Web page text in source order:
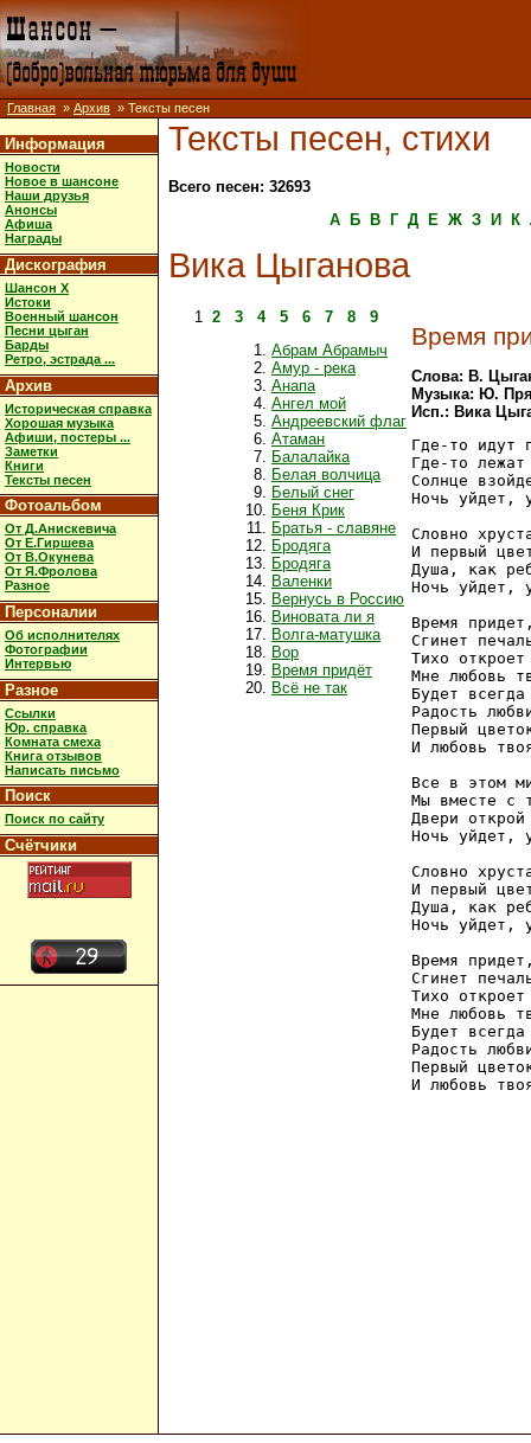
Главная » Архив » Тексты песен
Информация
Новости
Новое в шансоне
Наши друзья
Анонсы
Афиша
Награды
Дискография
Шансон X
Истоки
Военный шансон
Песни цыган
Барды
Ретро, эстрада ...
Архив
Историческая справка
Хорошая музыка
Афиши, постеры ...
Заметки
Книги
Тексты песен
Фотоальбом
От Д.Анискевича
От Е.Гиршева
От В.Окунева
От Я.Фролова
Разное
Персоналии
Об исполнителях
Фотографии
Интервью
Разное
Ссылки
Юр. справка
Комната смеха
Книга отзывов
Написать письмо
Поиск
Поиск по сайту
Счётчики
Тексты песен, стихи
Всего песен: 32693
А
Б В Г Д Е Ж З И К
Вика Цыганова
1 2 3 4 5 6 7 8
9
Абрам Абрамыч
Амур - река
Анапа
Ангел мой
Андреевский флаг
Атаман
Балалайка
Белая волчица
Белый снег
Беня Крик
Братья - славяне
Бродяга
Бродяга
Валенки
Вернусь в Россию
Виновата ли я
Волга-матушка
Вор
Время придёт
Всё не так
Время
Слова: В.
Музыка: Ю.
Исп.: Вика
Где-то идут
Где-то лежат
Солнце
Ночь уйдет,
Словно
И первый
Душа, как
Ночь уйдет,
Время
Сгинет
Тихо откроет
Мне любовь
Будет
Радость
Первый
И любовь
Все в этом
Мы вместе с
Двери
Ночь уйдет,
Словно
И первый
Душа, как
Ночь уйдет,
Время
Сгинет
Тихо откроет
Мне любовь
Будет
Радость
Первый
И любовь